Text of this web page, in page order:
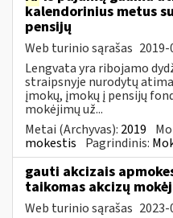
kalendorinius metus
pensijų
Web turinio sąrašas
Lengvata yra ribojamo
straipsnyje nurodytų
įmokų, įmokų į pensijų
mokėjimų už...
Metai (Archyvas): 2019
mokestis Pagrindinis:
gauti akcizais
taikomas akcizų
Web turinio sąrašas